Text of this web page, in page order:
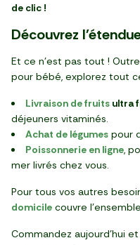
de clic !
Découvrez
Et ce n’est pas tout !
pour bébé, explorez tout
Livraison de fruits ultra
déjeuners vitaminés.
Achat de légumes pour
Poissonnerie en ligne,
mer livrés chez vous.
Pour tous vos autres
domicile couvre
Commandez aujourd’hui